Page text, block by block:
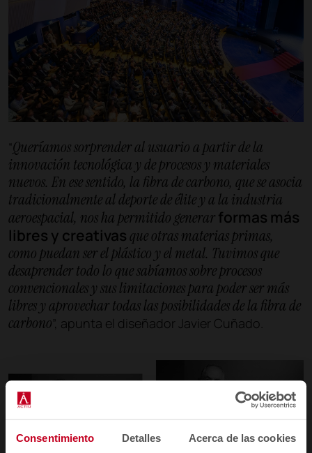
Consentimiento Detalles Acerca de las cookies
“Queríamos sorprender al usuario a partir de la
innovación tecnológica y de procesos y materiales
nuevos. En ese sentido, la fibra de carbono, que se asocia
tradicionalmente al deporte de élite y a la industria
aeroespacial, nos ha permitido generarformas más
libres y creativas que otras materias primas,
como puedan ser el plástico y el metal. Tuvimos que
desaprender todo lo que sabíamos sobre procesos
convencionales y sus limitaciones para poder ser más
libres y aprovechar todas las posibilidades de la fibra de
carbono”, apunta el diseñador Javier Cuñado.